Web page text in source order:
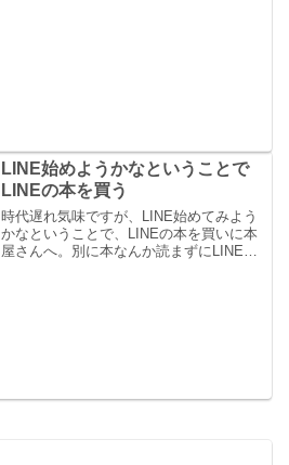
LINE始めようかなということで
LINEの本を買う
時代遅れ気味ですが、LINE始めてみよう
かなということで、LINEの本を買いに本
屋さんへ。別に本なんか読まずにLINE始